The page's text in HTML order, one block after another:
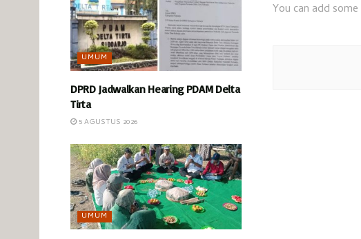
You can add
UMUM
DPRD Jadwalkan Hearing PDAM Delta
Tirta
5 AGUSTUS 2026
UMUM